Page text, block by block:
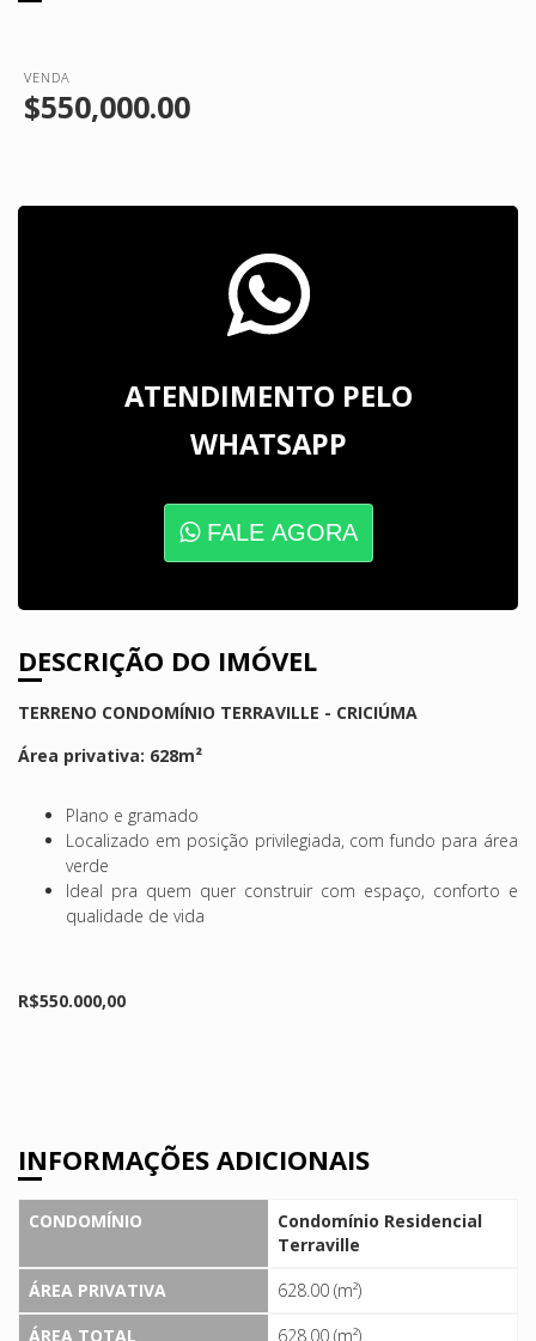
VENDA
$550,000.00
ATENDIMENTO PELO
WHATSAPP
FALE AGORA
DESCRIÇÃO DO IMÓVEL
TERRENO CONDOMÍNIO TERRAVILLE - CRICIÚMA
Área privativa: 628m²
Plano e gramado
Localizado em posição privilegiada, com fundo para área
verde
Ideal pra quem quer construir com espaço, conforto e
qualidade de vida
R$550.000,00
INFORMAÇÕES ADICIONAIS
CONDOMÍNIO
Condomínio Residencial
Terraville
ÁREA PRIVATIVA
628.00 (m²)
ÁREA TOTAL
628.00 (m²)